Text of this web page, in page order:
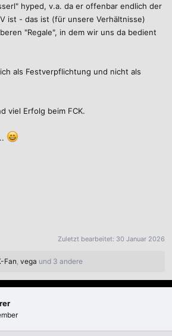
hyped, v.a. da er offenbar endlich der
ist - das ist (für unsere Verhältnisse)
"Regale", in dem wir uns da bedient
als Festverpflichtung und nicht als
viel Erfolg beim FCK.
Zuletzt bearbeitet: 30 Januar 2026
Fan, vega und 3 andere